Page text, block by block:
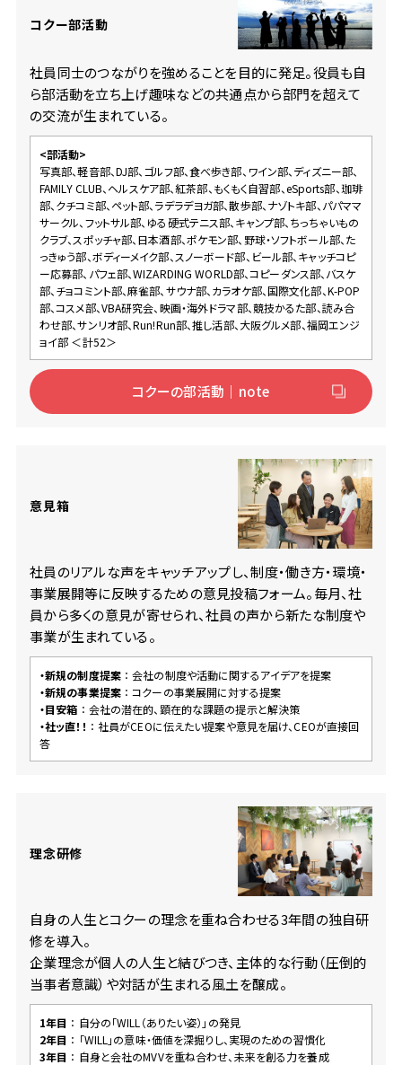
コクー部活動
社員同士のつながりを強めることを目的に発足。役員も自
ら部活動を立ち上げ趣味などの共通点から部門を超えて
の交流が生まれている。
<部活動>
写真部、軽音部、DJ部、ゴルフ部、食べ歩き部、ワイン部、ディズニー部、
FAMILY CLUB、ヘルスケア部、紅茶部、もくもく自習部、eSports部、珈琲
部、クチコミ部、ペット部、ラデラデヨガ部、散歩部、ナゾトキ部、パパママ
サークル、フットサル部、ゆる硬式テニス部、キャンプ部、ちっちゃいもの
クラブ、スポッチャ部、日本酒部、ポケモン部、野球・ソフトボール部、た
っきゅう部、ボディーメイク部、スノーボード部、ビール部、キャッチコピ
ー応募部、パフェ部、WIZARDING WORLD部、コピーダンス部、バスケ
部、チョコミント部、麻雀部、サウナ部、カラオケ部、国際文化部、K-POP
部、コスメ部、VBA研究会、映画・海外ドラマ部、競技かるた部、読み合
わせ部、サンリオ部、Run!Run部、推し活部、大阪グルメ部、福岡エンジ
ョイ部 ＜計52＞
コクーの部活動｜note
意見箱
社員のリアルな声をキャッチアップし、制度・働き方・環境・
事業展開等に反映するための意見投稿フォーム。毎月、社
員から多くの意見が寄せられ、社員の声から新たな制度や
事業が生まれている。
・新規の制度提案： 会社の制度や活動に関するアイデアを提案
・新規の事業提案： コクーの事業展開に対する提案
・目安箱 ： 会社の潜在的、顕在的な課題の提示と解決策
・社ッ直！！ ： 社員がCEOに伝えたい提案や意見を届け、CEOが直接回
答
理念研修
自身の人生とコクーの理念を重ね合わせる3年間の独自研
修を導入。
企業理念が個人の人生と結びつき、主体的な行動（圧倒的
当事者意識）や対話が生まれる風土を醸成。
1年目 ： 自分の「WILL（ありたい姿）」の発見
2年目 ： 「WILL」の意味・価値を深掘りし、実現のための習慣化
3年目 ： 自身と会社のMVVを重ね合わせ、未来を創る力を養成